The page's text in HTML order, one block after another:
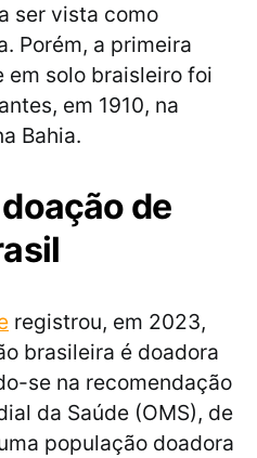
ser vista como
Porém, a primeira
em solo braisleiro foi
em 1910, na
Bahia.
de
registrou, em 2023,
brasileira é doadora
se na recomendação
da Saúde (OMS), de
população doadora